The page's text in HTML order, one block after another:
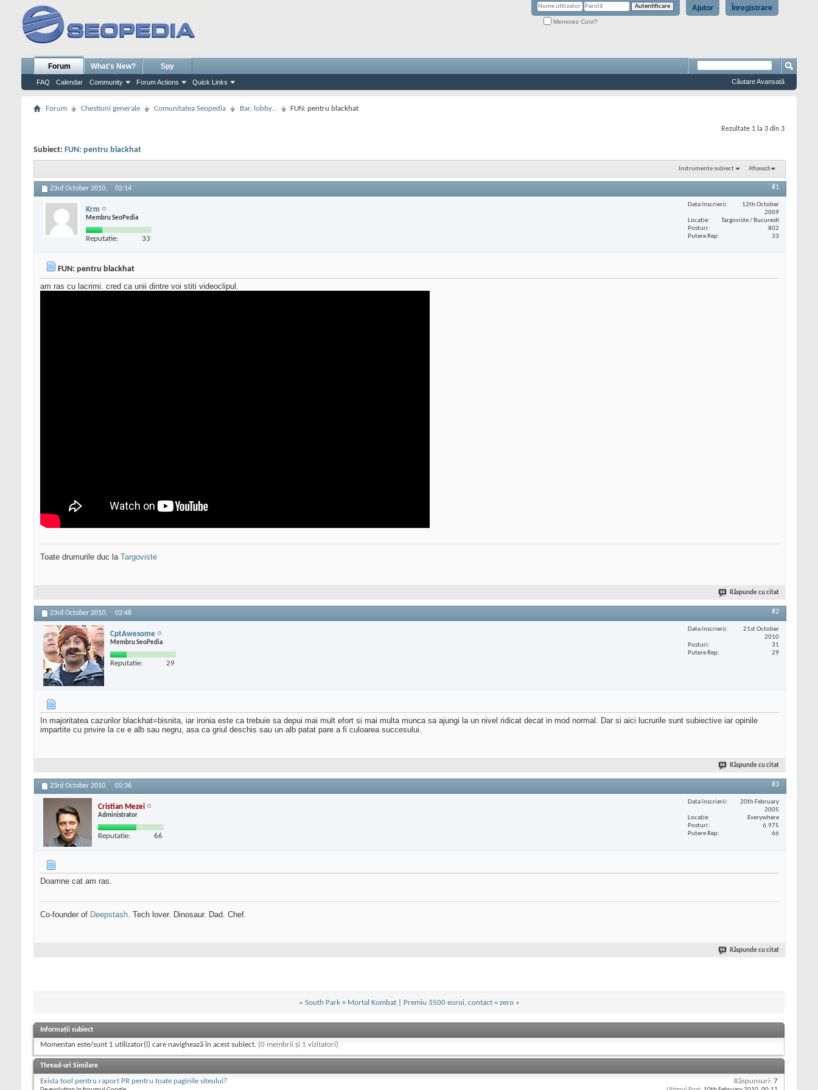
Înregistrare
Ajutor
Memorez Cont?
Forum
FAQ Calendar Community Forum Actions Quick Links
What's New? Spy
Căutare Avansată
Forum Chestiuni generale Comunitatea Seopedia Bar, lobby... FUN: pentru blackhat
Rezultate 1 la 3 din 3
Subiect: FUN: pentru blackhat
Instrumente subiect Afișează
23rd October 2010, 02:14 #1
Krm
Membru SeoPedia
Reputatie: 33
Data înscrierii
12th October
2009
Locaţie
Targoviste / Bucuresti
Posturi
802
Putere Rep
33
FUN: pentru blackhat
am ras cu lacrimi. cred ca unii dintre voi stiti videoclipul.
Toate drumurile duc la Targoviste
Răspunde cu citat
23rd October 2010, 02:48 #2
CptAwesome
Membru SeoPedia
Reputatie: 29
Data înscrierii
21st October
2010
Posturi
31
Putere Rep
29
In majoritatea cazurilor blackhat=bisnita, iar ironia este ca trebuie sa depui mai mult efort si mai multa munca sa ajungi la un nivel ridicat decat in mod normal. Dar si aici lucrurile sunt subiective iar opinile
impartite cu privire la ce e alb sau negru, asa ca griul deschis sau un alb patat pare a fi culoarea succesului.
Răspunde cu citat
23rd October 2010, 05:36 #3
Cristian Mezei
Administrator
Reputatie: 66
Data înscrierii
20th February
2005
Locaţie
Everywhere
Posturi
6.975
Putere Rep
66
Doamne cat am ras.
Co-founder of Deepstash. Tech lover. Dinosaur. Dad. Chef.
Răspunde cu citat
« South Park + Mortal Kombat| Premiu 3500 euroi, contact = zero »
Informații subiect
Momentan este/sunt 1 utilizator(i) care navighează în acest subiect. (0 membrii și 1 vizitatori)
Thread-uri Similare
Exista tool pentru raport PR pentru toate paginile siteului? Răspunsuri: 7